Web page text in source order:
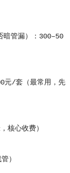
管漏）：300–50
元/套（最常用，先
心收费）
）